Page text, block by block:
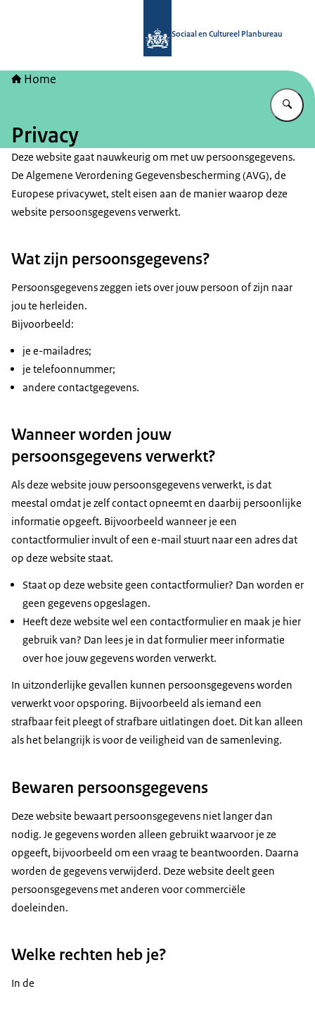
Sociaal en Cultureel Planbureau
Home
Privacy
Deze website gaat nauwkeurig om met uw persoonsgegevens.
De Algemene Verordening Gegevensbescherming (AVG), de
Europese privacywet, stelt eisen aan de manier waarop deze
website persoonsgegevens verwerkt.
Wat zijn persoonsgegevens?
Persoonsgegevens zeggen iets over jouw persoon of zijn naar
jou te herleiden.
Bijvoorbeeld:
je e-mailadres;
je telefoonnummer;
andere contactgegevens.
Wanneer worden jouw
persoonsgegevens verwerkt?
Als deze website jouw persoonsgegevens verwerkt, is dat
meestal omdat je zelf contact opneemt en daarbij persoonlijke
informatie opgeeft. Bijvoorbeeld wanneer je een
contactformulier invult of een e-mail stuurt naar een adres dat
op deze website staat.
Staat op deze website geen contactformulier? Dan worden er
geen gegevens opgeslagen.
Heeft deze website wel een contactformulier en maak je hier
gebruik van? Dan lees je in dat formulier meer informatie
over hoe jouw gegevens worden verwerkt.
In uitzonderlijke gevallen kunnen persoonsgegevens worden
verwerkt voor opsporing. Bijvoorbeeld als iemand een
strafbaar feit pleegt of strafbare uitlatingen doet. Dit kan alleen
als het belangrijk is voor de veiligheid van de samenleving.
Bewaren persoonsgegevens
Deze website bewaart persoonsgegevens niet langer dan
nodig. Je gegevens worden alleen gebruikt waarvoor je ze
opgeeft, bijvoorbeeld om een vraag te beantwoorden. Daarna
worden de gegevens verwijderd. Deze website deelt geen
persoonsgegevens met anderen voor commerciële
doeleinden.
Welke rechten heb je?
In de